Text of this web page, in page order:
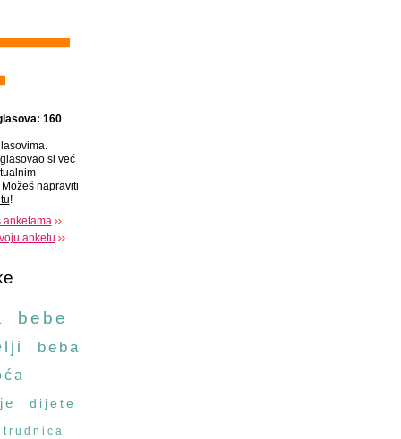
160
si već
napraviti
!
anketama
anketu
bebe
beba
dijete
trudnica